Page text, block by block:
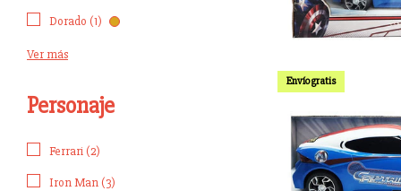
Dorado (1)
Ver más
Personaje
Ferrari (2)
Iron Man (3)
Envío gratis